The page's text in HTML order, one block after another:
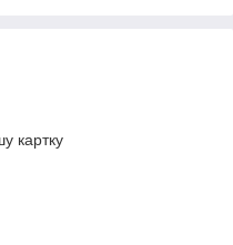
картку